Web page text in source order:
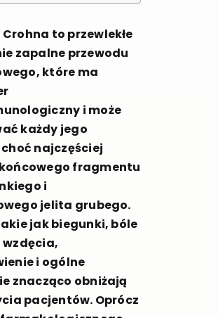
to przewlekłe
zapalne przewodu
które ma
i może
każdy jego
najczęściej
fragmentu
i
jelita grubego.
jak biegunki, bóle
i ogólne
znacząco obniżają
pacjentów. Oprócz